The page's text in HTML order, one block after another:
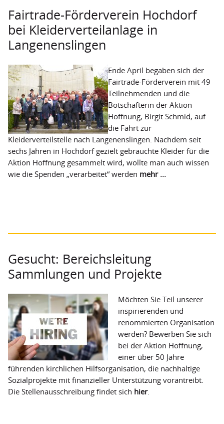
Fairtrade-Förderverein Hochdorf
bei Kleiderverteilanlage in
Langenenslingen
Ende April begaben sich der
Fairtrade-Förderverein mit 49
Teilnehmenden und die
Botschafterin der Aktion
Hoffnung, Birgit Schmid, auf
die Fahrt zur
Kleiderverteilstelle nach Langenenslingen. Nachdem seit
sechs Jahren in Hochdorf gezielt gebrauchte Kleider für die
Aktion Hoffnung gesammelt wird, wollte man auch wissen
wie die Spenden „verarbeitet“ werden mehr ...
Gesucht: Bereichsleitung
Sammlungen und Projekte
Möchten Sie Teil unserer
inspirierenden und
renommierten Organisation
werden? Bewerben Sie sich
bei der Aktion Hoffnung,
einer über 50 Jahre
führenden kirchlichen Hilfsorganisation, die nachhaltige
Sozialprojekte mit finanzieller Unterstützung vorantreibt.
Die Stellenausschreibung findet sich hier.